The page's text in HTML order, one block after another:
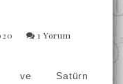
1 Yorum
ve Satürn